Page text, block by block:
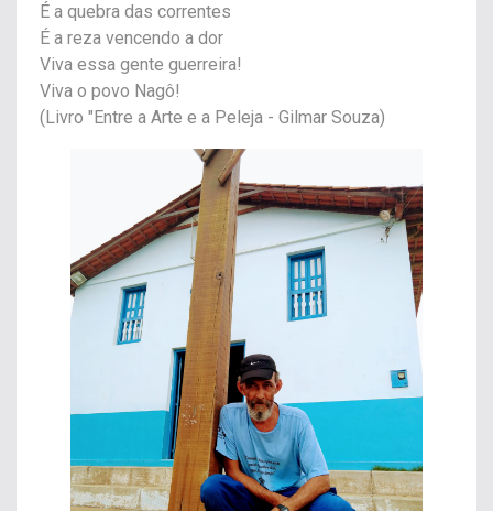
É a quebra das correntes
É a reza vencendo a dor
Viva essa gente guerreira!
Viva o povo Nagô!
(Livro "Entre a Arte e a Peleja - Gilmar Souza)